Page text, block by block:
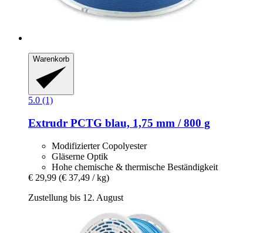
Warenkorb
5.0 (1)
Extrudr PCTG blau, 1,75 mm / 800 g
Modifizierter Copolyester
Gläserne Optik
Hohe chemische & thermische Beständigkeit
€ 29,99 (€ 37,49 / kg)
Zustellung bis 12. August